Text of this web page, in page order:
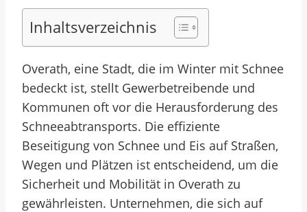
Inhaltsverzeichnis
Overath, eine Stadt, die im Winter mit Schnee
bedeckt ist, stellt Gewerbetreibende und
Kommunen oft vor die Herausforderung des
Schneeabtransports. Die effiziente
Beseitigung von Schnee und Eis auf Straßen,
Wegen und Plätzen ist entscheidend, um die
Sicherheit und Mobilität in Overath zu
gewährleisten. Unternehmen, die sich auf